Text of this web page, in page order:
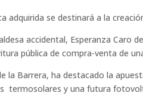
adquirida se destinará a la
accidental, Esperanza Caro
pública de compra-venta de
la Barrera, ha destacado la
termosolares y una futura